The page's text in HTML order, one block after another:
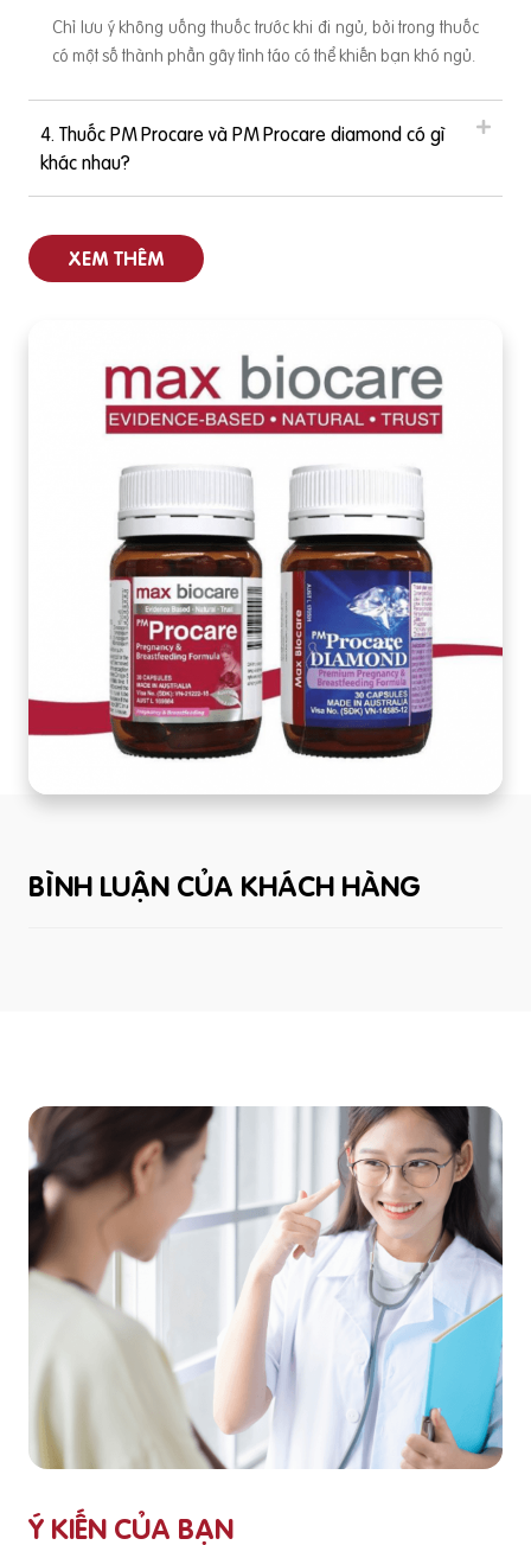
Chỉ lưu ý không uống thuốc trước khi đi ngủ, bởi trong thuốc
có một số thành phần gây tỉnh táo có thể khiến bạn khó ngủ.
4. Thuốc PM Procare và PM Procare diamond có gì
khác nhau?
XEM THÊM
BÌNH LUẬN CỦA KHÁCH HÀNG
Ý KIẾN CỦA BẠN